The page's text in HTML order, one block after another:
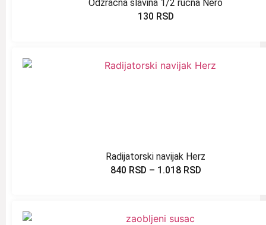
Odzračna slavina 1/2 ručna Nero
130 RSD
Radijatorski navijak Herz
840 RSD – 1.018 RSD